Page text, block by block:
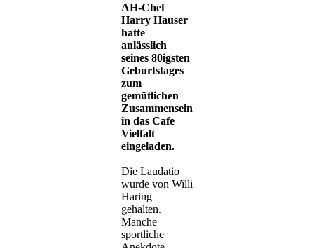
AH-Chef
Harry Hauser
hatte
anlässlich
seines 80igsten
Geburtstages
zum
gemütlichen
Zusammensein
in das Cafe
Vielfalt
eingeladen.
Die Laudatio
wurde von Willi
Haring
gehalten.
Manche
sportliche